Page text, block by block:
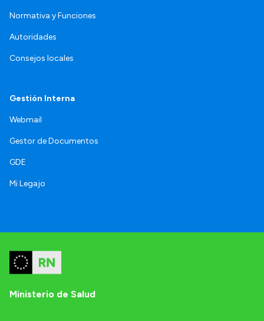
Normativa y Funciones
Autoridades
Consejos locales
Gestión Interna
Webmail
Gestor de Documentos
GDE
Mi Legajo
Ministerio de Salud